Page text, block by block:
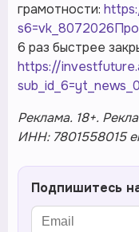
грамотности:
6 раз быстрее
https://
Реклама. 18+.
ИНН: 7801558015
Подпишитесь